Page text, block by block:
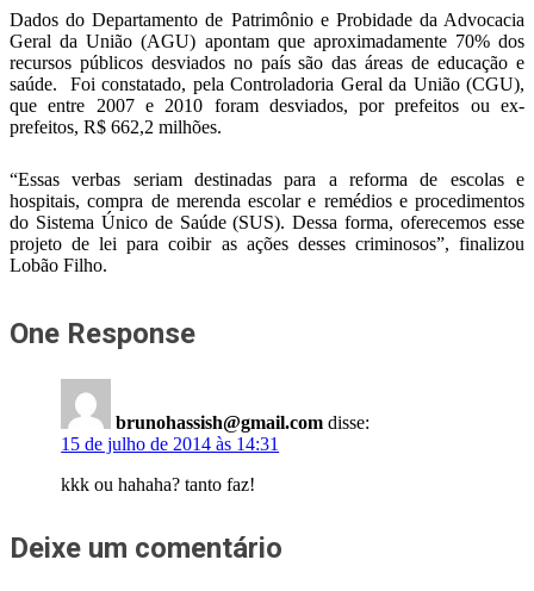
Dados do Departamento de Patrimônio e Probidade da Advocacia
Geral da União (AGU) apontam que aproximadamente 70% dos
recursos públicos desviados no país são das áreas de educação e
saúde. Foi constatado, pela Controladoria Geral da União (CGU),
que entre 2007 e 2010 foram desviados, por prefeitos ou ex-
prefeitos, R$ 662,2 milhões.
“Essas verbas seriam destinadas para a reforma de escolas e
hospitais, compra de merenda escolar e remédios e procedimentos
do Sistema Único de Saúde (SUS). Dessa forma, oferecemos esse
projeto de lei para coibir as ações desses criminosos”, finalizou
Lobão Filho.
One Response
brunohassish@gmail.com disse:
15 de julho de 2014 às 14:31
kkk ou hahaha? tanto faz!
Deixe um comentário